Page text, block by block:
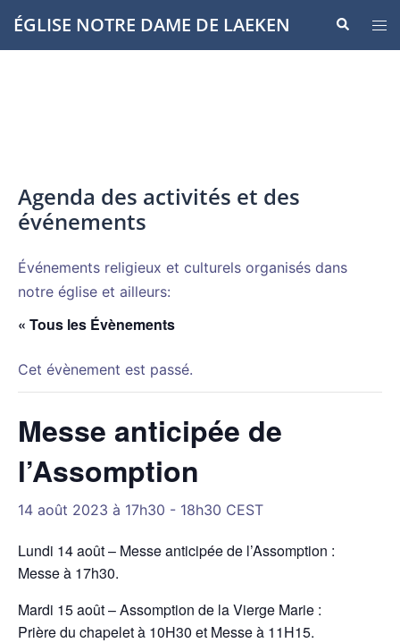
Aller
auÉGLISE NOTRE DAME DE LAEKEN
le
Agenda des activités et des
événements
Événements religieux et culturels organisés dans
notre église et ailleurs:
« Tous les Évènements
Cet évènement est passé.
Messe anticipée de
l’Assomption
14 août 2023 à 17h30 - 18h30 CEST
Lundi 14 août – Messe anticipée de l’Assomption :
Messe à 17h30.
Mardi 15 août – Assomption de la Vierge Marie :
Prière du chapelet à 10H30 et Messe à 11H15.